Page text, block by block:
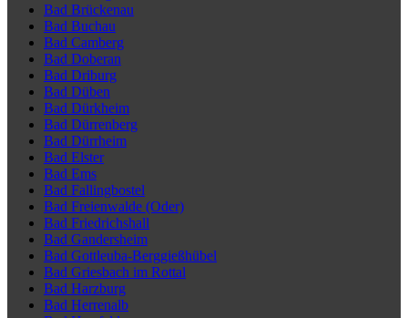
Bad Brückenau
Bad Buchau
Bad Camberg
Bad Doberan
Bad Driburg
Bad Düben
Bad Dürkheim
Bad Dürrenberg
Bad Dürrheim
Bad Elster
Bad Ems
Bad Fallingbostel
Bad Freienwalde (Oder)
Bad Friedrichshall
Bad Gandersheim
Bad Gottleuba-Berggießhübel
Bad Griesbach im Rottal
Bad Harzburg
Bad Herrenalb